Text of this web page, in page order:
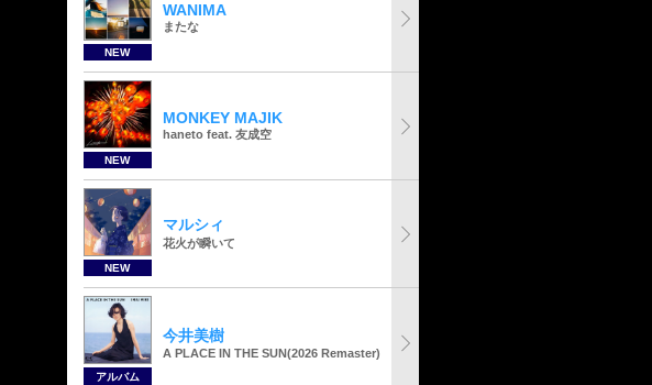
NEW
WANIMA
またな
NEW
MONKEY MAJIK
haneto feat. 友成空
NEW
マルシィ
花火が瞬いて
アルバム
今井美樹
A PLACE IN THE SUN(2026 Remaster)